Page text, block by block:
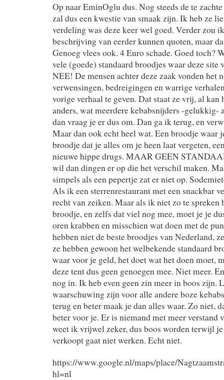
Op naar EminOglu dus. Nog steeds de te
zal dus een kwestie van smaak zijn. Ik heb ze
verdeling was deze keer wel goed. Verder zou
beschrijving van eerder kunnen quoten, maar
Genoeg vlees ook. 4 Euro schade. Goed toch?
vele (goede) standaard broodjes waar deze site
NEE! De mensen achter deze zaak vonden het
verwensingen, bedreigingen en warrige
vorige verhaal te geven. Dat staat ze vrij, al
anders, wat meerdere kebabsnijders -gelukkig-
dan vraag je er dus om. Dan ga ik terug, en
Maar dan ook echt heel wat. Een broodje waar
broodje dat je alles om je heen laat vergeten,
nieuwe hippe drugs. MAAR GEEN
wil dan dingen er op die het verschil maken.
simpels als een pepertje zat er niet op.
Als ik een sterrenrestaurant met een snackbar
recht van zeiken. Maar als ik niet zo te spreken
broodje, en zelfs dat viel nog mee, moet je je
oren krabben en misschien wat doen met de
hebben niet de beste broodjes van Nederland,
ze hebben gewoon het welbekende standaard
waar voor je geld, het doet wat het doen moet,
deze tent dus geen genoegen mee. Niet meer.
nog in. Ik heb even geen zin meer in boos zijn.
waarschuwing zijn voor alle andere boze
terug en beter maak je dan alles waar. Zo niet,
beter voor je. Er is niemand met meer verstand
weet ik vrijwel zeker, dus boos worden terwijl
verkoopt gaat niet werken. Echt niet.
https://www.google.nl/maps/place/
hl=nl